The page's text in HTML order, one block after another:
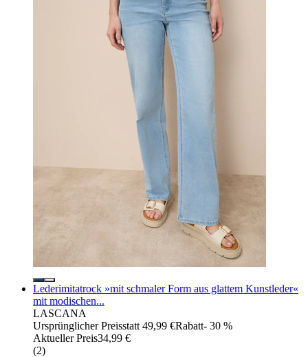
Lederimitatrock »mit schmaler Form aus glattem Kunstleder«
mit modischen...
LASCANA
Ursprünglicher Preisstatt 49,99 €Rabatt- 30 %
Aktueller Preis34,99 €
(2)